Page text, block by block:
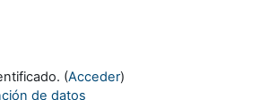
(Acceder)
de datos